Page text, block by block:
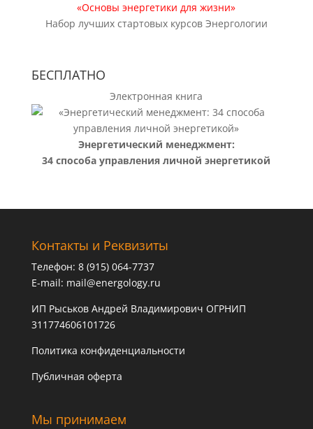
«Основы энергетики для жизни»
Набор лучших стартовых курсов Энергологии
БЕСПЛАТНО
Электронная книга
Энергетический менеджмент:
34 способа управления личной энергетикой
Контакты и Реквизиты
Телефон: 8 (915) 064-7737
E-mail: mail@energology.ru
ИП Рыськов Андрей Владимирович ОГРНИП
311774606101726
Политика конфиденциальности
Публичная оферта
Мы принимаем